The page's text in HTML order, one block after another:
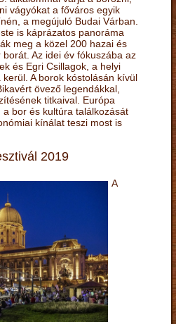
vágyókat a főváros egyik
a megújuló Budai Várban.
is káprázatos panoráma
meg a közel 200 hazai és
Az idei év fókuszába az
és Egri Csillagok, a helyi
A borok kóstolásán kívül
övező legendákkal,
titkaival. Európa
bor és kultúra találkozását
kínálat teszi most is
2019
A